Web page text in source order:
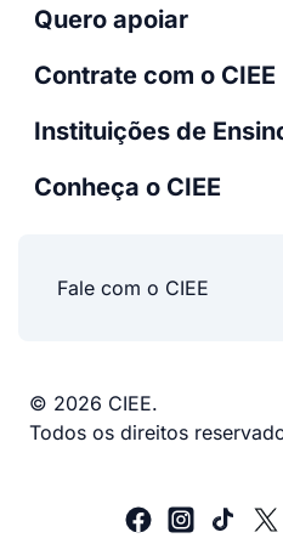
Quero apoiar
Contrate com o CIEE
Instituições de
Conheça o CIEE
Fale com o CIEE
© 2026 CIEE.
Todos os direitos